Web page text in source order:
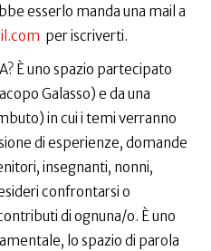
esserlo manda una mail a
per iscriverti.
È uno spazio partecipato
Galasso) e da una
in cui i temi verranno
di esperienze, domande
insegnanti, nonni,
confrontarsi o
di ognuna/o. È uno
lo spazio di parola